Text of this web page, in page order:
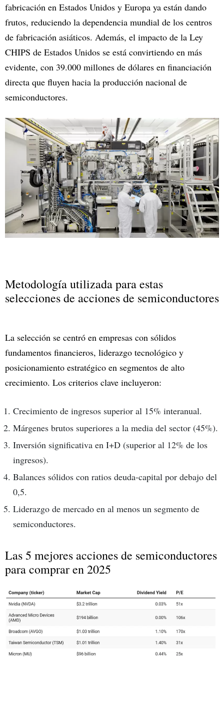
fabricación en Estados Unidos y Europa ya están dando
frutos, reduciendo la dependencia mundial de los centros
de fabricación asiáticos. Además, el impacto de la Ley
CHIPS de Estados Unidos se está convirtiendo en más
evidente, con 39.000 millones de dólares en financiación
directa que fluyen hacia la producción nacional de
semiconductores.
Metodología utilizada para estas
selecciones de acciones de semiconductores
La selección se centró en empresas con sólidos
fundamentos financieros, liderazgo tecnológico y
posicionamiento estratégico en segmentos de alto
crecimiento. Los criterios clave incluyeron:
Crecimiento de ingresos superior al 15% interanual.
Márgenes brutos superiores a la media del sector (45%).
Inversión significativa en I+D (superior al 12% de los
ingresos).
Balances sólidos con ratios deuda-capital por debajo del
0,5.
Liderazgo de mercado en al menos un segmento de
semiconductores.
Las 5 mejores acciones de semiconductores
para comprar en 2025